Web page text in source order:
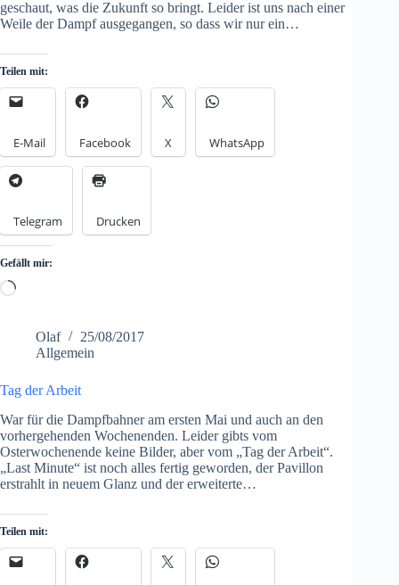
geschaut, was die Zukunft so bringt. Leider ist uns nach einer
Weile der Dampf ausgegangen, so dass wir nur ein…
Teilen mit:
E-Mail Facebook X WhatsApp
Telegram Drucken
Gefällt mir:
Loading…
Olaf
25/08/2017
Allgemein
Tag der Arbeit
War für die Dampfbahner am ersten Mai und auch an den
vorhergehenden Wochenenden. Leider gibts vom
Osterwochenende keine Bilder, aber vom „Tag der Arbeit“.
„Last Minute“ ist noch alles fertig geworden, der Pavillon
erstrahlt in neuem Glanz und der erweiterte…
Teilen mit: